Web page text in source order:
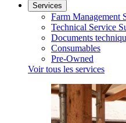
Services
Farm Management
Technical Service
Documents
Consumables
Pre-Owned
Voir tous les services